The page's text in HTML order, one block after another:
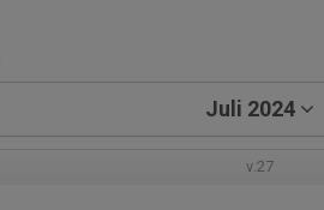
Juli 2024
v.27